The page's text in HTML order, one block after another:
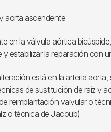
aorta ascendente
en la válvula aórtica
estabilizar la reparación con
está en la arteria aorta,
de sustitución de raíz y
reimplantación valvular o
o técnica de Jacoub).